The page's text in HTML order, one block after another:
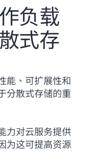
负载
式存
能、可扩展性和
分散式存储的重
力对云服务提供
为这可提高资源